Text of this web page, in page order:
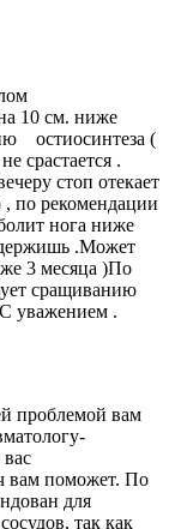
10 см. ниже
остиосинтеза (
срастается .
стоп отекает
по рекомендации
нога ниже
держишь .Может
3 месяца )По
сращиванию
С уважением .
проблемой вам
вам поможет. По
для
так как